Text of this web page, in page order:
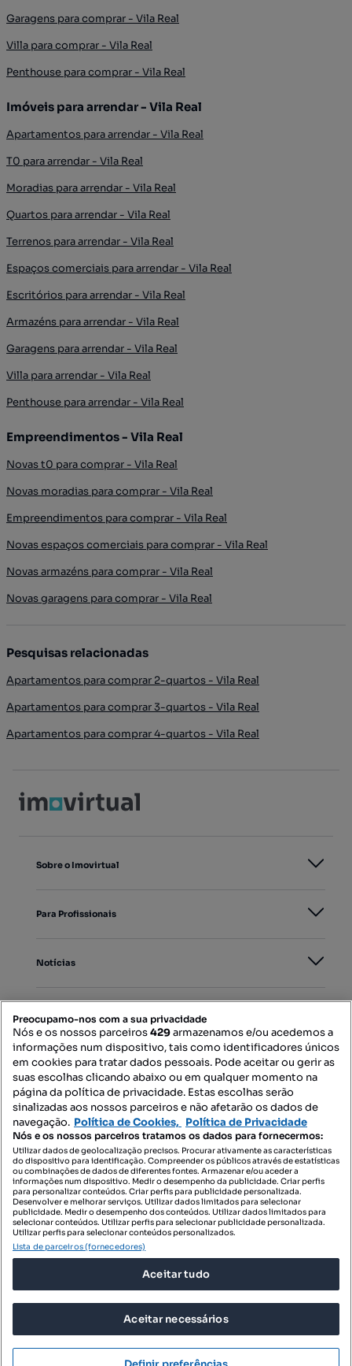
Garagens para comprar - Vila Real
Villa para comprar - Vila Real
Penthouse para comprar - Vila Real
Imóveis para arrendar - Vila Real
Apartamentos para arrendar - Vila Real
T0 para arrendar - Vila Real
Moradias para arrendar - Vila Real
Quartos para arrendar - Vila Real
Terrenos para arrendar - Vila Real
Espaços comerciais para arrendar - Vila Real
Escritórios para arrendar - Vila Real
Armazéns para arrendar - Vila Real
Garagens para arrendar - Vila Real
Villa para arrendar - Vila Real
Penthouse para arrendar - Vila Real
Empreendimentos - Vila Real
Novas t0 para comprar - Vila Real
Novas moradias para comprar - Vila Real
Empreendimentos para comprar - Vila Real
Novas espaços comerciais para comprar - Vila Real
Novas armazéns para comprar - Vila Real
Novas garagens para comprar - Vila Real
Pesquisas relacionadas
Apartamentos para comprar 2-quartos - Vila Real
Apartamentos para comprar 3-quartos - Vila Real
Apartamentos para comprar 4-quartos - Vila Real
Sobre o Imovirtual
Para Profissionais
Notícias
Mapa do Site
Contacte-nos
SIGA-NOS:
DESCARREGAR NA:
© 2026 Imovirtual.com, OLX Portugal, S.A.
TERMOS DE UTILIZAÇÃO
POLÍTICA DE PRIVACIDADE
Preocupamo-nos com a sua privacidade
Nós e os nossos parceiros429armazenamos e/ou acedemos a
informações num dispositivo, tais como identificadores únicos
em cookies para tratar dados pessoais. Pode aceitar ou gerir as
suas escolhas clicando abaixo ou em qualquer momento na
página da política de privacidade. Estas escolhas serão
sinalizadas aos nossos parceiros e não afetarão os dados de
navegação. Política de Cookies, Política de Privacidade
Nós e os nossos parceiros tratamos os dados para fornecermos:
Utilizar dados de geolocalização precisos. Procurar ativamente as características
do dispositivo para identificação. Compreender os públicos através de estatísticas
ou combinações de dados de diferentes fontes. Armazenar e/ou aceder a
informações num dispositivo. Medir o desempenho da publicidade. Criar perfis
para personalizar conteúdos. Criar perfis para publicidade personalizada.
Desenvolver e melhorar serviços. Utilizar dados limitados para selecionar
publicidade. Medir o desempenho dos conteúdos. Utilizar dados limitados para
selecionar conteúdos. Utilizar perfis para selecionar publicidade personalizada.
Utilizar perfis para selecionar conteúdos personalizados.
Lista de parceiros (fornecedores)
Aceitar tudo
Aceitar necessários